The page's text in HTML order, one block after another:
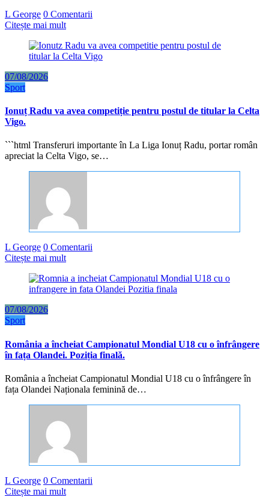
L George 0 Comentarii
Citește mai mult
07/08/2026
Sport
Ionuț Radu va avea competiție pentru postul de titular la Celta
Vigo.
```html Transferuri importante în La Liga Ionuț Radu, portar român
apreciat la Celta Vigo, se…
L George 0 Comentarii
Citește mai mult
07/08/2026
Sport
România a încheiat Campionatul Mondial U18 cu o înfrângere
în fața Olandei. Poziția finală.
România a încheiat Campionatul Mondial U18 cu o înfrângere în
fața Olandei Naționala feminină de…
L George 0 Comentarii
Citește mai mult